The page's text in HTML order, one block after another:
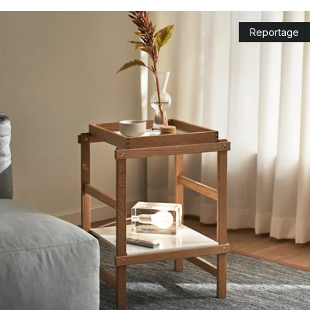
Andra populära produkter som du säkert känner igen från
Design House Stockholm ärmuggarna
med Elsa Beskow-motiv
samt Astrid Lindgren-citat. Muggarna med sina tilltalande motiv
är verkligen en hyllning till författarna vars böcker betytt
Omtyckta ljusstakar från Design House
Varumärket är även kända för sin vackra fyrarmade ljusstake,
vid namn Nordic Light, som har en tidlösa design som gör sig
snygg året om. Ljusstaken går att vika ihop och justeras så att
du kan variera utseendet precis som du önskar. Vilket är smart
funktion som öppnar upp för en mångsidigt, eller hur?
Lampan från Design House Stockholm som
blev en världssuccé
Reportage